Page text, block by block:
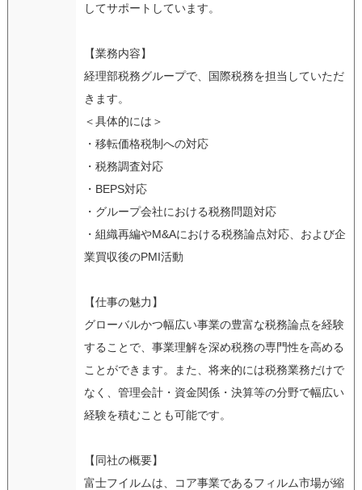
してサポートしています。
【業務内容】
経理部税務グループで、国際税務を担当していただ
きます。
＜具体的には＞
・移転価格税制への対応
・税務調査対応
・BEPS対応
・グループ会社における税務問題対応
・組織再編やM&Aにおける税務論点対応、および企
業買収後のPMI活動
【仕事の魅力】
グローバルかつ幅広い事業の豊富な税務論点を経験
することで、事業理解を深め税務の専門性を高める
ことができます。また、将来的には税務業務だけで
なく、管理会計・資金関係・決算等の分野で幅広い
経験を積むことも可能です。
【同社の概要】
富士フイルムは、コア事業であるフィルム市場が縮